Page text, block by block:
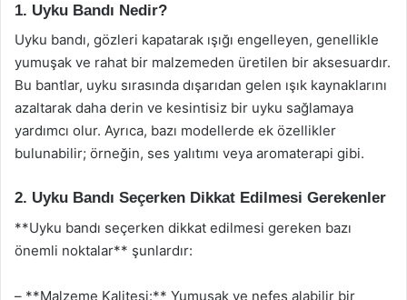
1. Uyku Bandı Nedir?
Uyku bandı, gözleri kapatarak ışığı engelleyen, genellikle
yumuşak ve rahat bir malzemeden üretilen bir aksesuardır.
Bu bantlar, uyku sırasında dışarıdan gelen ışık kaynaklarını
azaltarak daha derin ve kesintisiz bir uyku sağlamaya
yardımcı olur. Ayrıca, bazı modellerde ek özellikler
bulunabilir; örneğin, ses yalıtımı veya aromaterapi gibi.
2. Uyku Bandı Seçerken Dikkat Edilmesi Gerekenler
**Uyku bandı seçerken dikkat edilmesi gereken bazı
önemli noktalar** şunlardır:
– **Malzeme Kalitesi:** Yumuşak ve nefes alabilir bir